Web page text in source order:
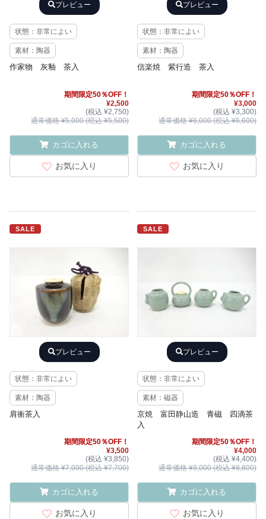
プレビュー
状態：非常によい
素材：陶器
作家物 灰釉 茶入
期間限定50％OFF！
¥2,500
(税込 ¥2,750)
通常価格 ¥5,000 (税込 ¥5,500)
カゴに入れる
お気に入り
プレビュー
状態：非常によい
素材：陶器
信楽焼 紫行造 茶入
期間限定50％OFF！
¥3,000
(税込 ¥3,300)
通常価格 ¥6,000 (税込 ¥6,600)
カゴに入れる
お気に入り
SALE
プレビュー
状態：非常によい
素材：陶器
肩衝茶入
期間限定50％OFF！
¥3,500
(税込 ¥3,850)
通常価格 ¥7,000 (税込 ¥7,700)
カゴに入れる
お気に入り
SALE
プレビュー
状態：非常によい
素材：磁器
京焼 富田静山造 青磁 四滴茶
入
期間限定50％OFF！
¥4,000
(税込 ¥4,400)
通常価格 ¥8,000 (税込 ¥8,800)
カゴに入れる
お気に入り